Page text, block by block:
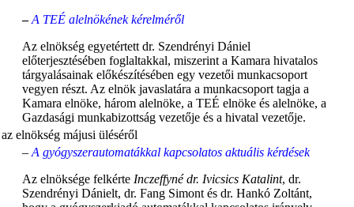
– A TEÉ alelnökének kérelméről
Az elnökség egyetértett dr. Szendrényi Dániel
előterjesztésében foglaltakkal, miszerint a Kamara hivatalos
tárgyalásainak előkészítésében egy vezetői munkacsoport
vegyen részt. Az elnök javaslatára a munkacsoport tagja a
Kamara elnöke, három alelnöke, a TEÉ elnöke és alelnöke, a
Gazdasági munkabizottság vezetője és a hivatal vezetője.
– A gyógyszerautomatákkal kapcsolatos aktuális kérdések
Az elnöksége felkérte Inczeffyné dr. Ivicsics Katalint, dr.
Szendrényi Dánielt, dr. Fang Simont és dr. Hankó Zoltánt,